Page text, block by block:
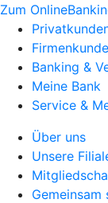
Zum
Banking &
Meine Bank
Service &
Über uns
Unsere